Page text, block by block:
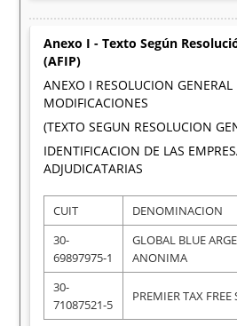
Anexo I - Texto Según
(AFIP)
ANEXO I RESOLUCION GENERAL
MODIFICACIONES
(TEXTO SEGUN RESOLUCION
IDENTIFICACION DE LAS
ADJUDICATARIAS
CUIT
DENOMINACION
30-
69897975-1
GLOBAL BLUE
ANONIMA
30-
71087521-5
PREMIER TAX FREE